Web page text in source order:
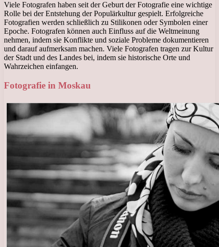
Viele Fotografen haben seit der Geburt der Fotografie eine wichtige
Rolle bei der Entstehung der Populärkultur gespielt. Erfolgreiche
Fotografien werden schließlich zu Stilikonen oder Symbolen einer
Epoche. Fotografen können auch Einfluss auf die Weltmeinung
nehmen, indem sie Konflikte und soziale Probleme dokumentieren
und darauf aufmerksam machen. Viele Fotografen tragen zur Kultur
der Stadt und des Landes bei, indem sie historische Orte und
Wahrzeichen einfangen.
Fotografie in Moskau